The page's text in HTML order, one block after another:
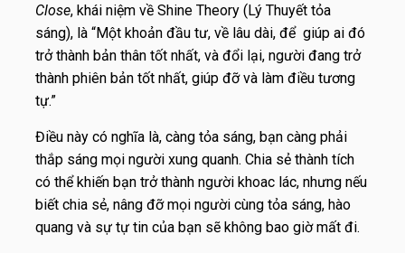
Close, khái niệm về Shine Theory (Lý Thuyết tỏa
sáng), là “Một khoản đầu tư, về lâu dài, để giúp ai đó
trở thành bản thân tốt nhất, và đổi lại, người đang trở
thành phiên bản tốt nhất, giúp đỡ và làm điều tương
tự.”
Điều này có nghĩa là, càng tỏa sáng, bạn càng phải
thắp sáng mọi người xung quanh. Chia sẻ thành tích
có thể khiến bạn trở thành người khoac lác, nhưng nếu
biết chia sẻ, nâng đỡ mọi người cùng tỏa sáng, hào
quang và sự tự tin của bạn sẽ không bao giờ mất đi.